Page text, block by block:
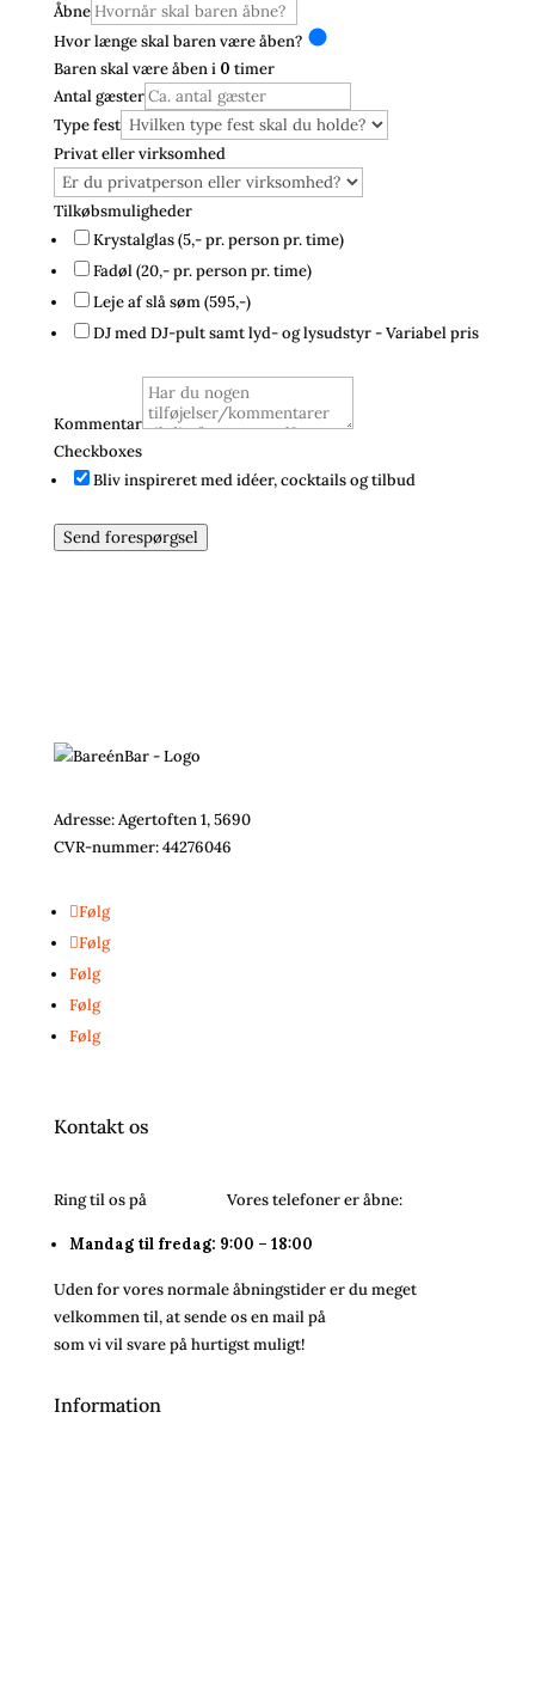
Åbne
Hvor længe skal baren være åben?
Baren skal være åben i 0 timer
Antal gæster
Type fest
Privat eller virksomhed
baren
Privat
Telefon
Tilkøbsmuligheder
Krystalglas (5,- pr. person pr. time)
Fadøl (20,- pr. person pr. time)
Leje af slå søm (595,-)
DJ med DJ-pult samt lyd- og lysudstyr - Variabel pris
Kommentar
Checkboxes
Bliv inspireret med idéer, cocktails og tilbud
Send forespørgsel
Adresse: Agertoften 1, 5690
CVR-nummer:44276046
Følg
Følg
Følg
Følg
Følg
Kontakt os
Ring til os på Vores telefoner er åbne:
Mandag til fredag: 9:00 – 18:00
Uden for vores normale åbningstider er du meget
velkommen til, at sende os en mail på
som vi vil svare på hurtigst muligt!
Information